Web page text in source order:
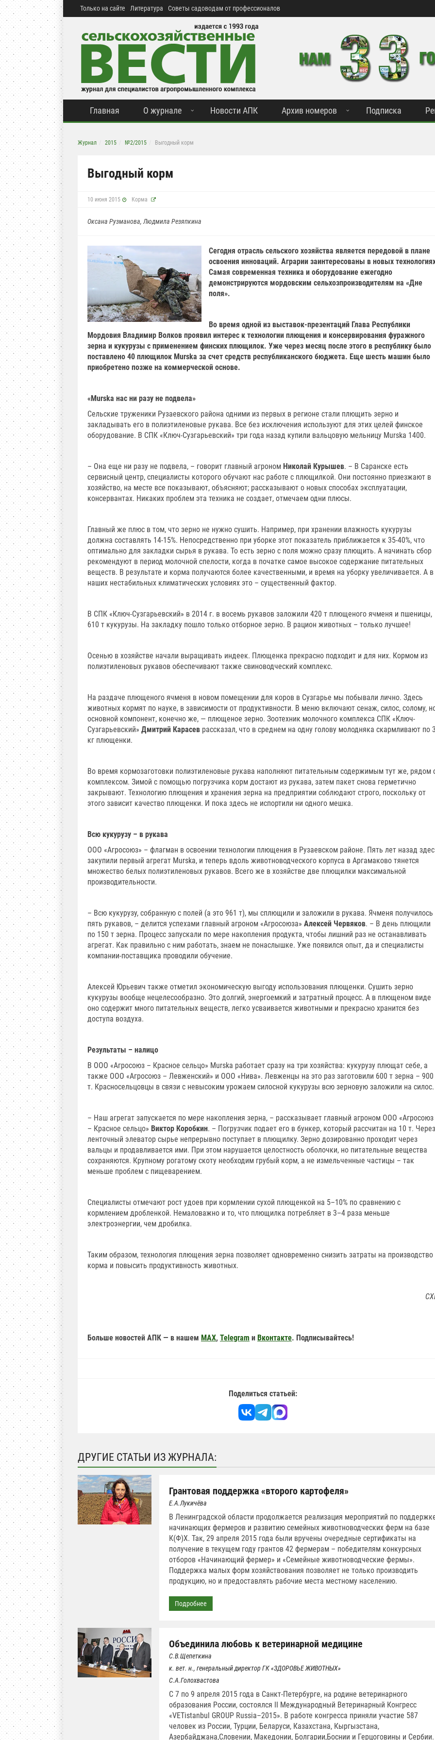
Только на сайте Литература Советы садоводам от профессионалов
Главная О журнале Новости АПК Архив номеров Подписка
Журнал 2015 №2/2015 Выгодный корм
Выгодный корм
10 июня 2015 Корма
Оксана Рузманова, Людмила Резяпкина
Сегодня отрасль сельского хозяйства является передовой в плане
освоения инноваций. Аграрии заинтересованы в новых
Самая современная техника и оборудование ежегодно
демонстрируются мордовским сельхозпроизводителям на «Дне
поля».
Во время одной из выставок-презентаций Глава Республики
Мордовия Владимир Волков проявил интерес к технологии плющения и консервирования фуражного
зерна и кукурузы с применением финских плющилок. Уже через месяц после этого в республику было
поставлено 40 плющилок Murska за счет средств республиканского бюджета. Еще шесть машин было
приобретено позже на коммерческой основе.
«Murska нас ни разу не подвела»
Сельские труженики Рузаевского района одними из первых в регионе стали плющить зерно и
закладывать его в полиэтиленовые рукава. Все без исключения используют для этих целей финское
оборудование. В СПК «Ключ-Сузгарьевский» три года назад купили вальцовую мельницу Murska 1400.
– Она еще ни разу не подвела, – говорит главный агроном Николай Курышев. – В Саранске есть
сервисный центр, специалисты которого обучают нас работе с плющилкой. Они постоянно приезжают в
хозяйство, на месте все показывают, объясняют; рассказывают о новых способах эксплуатации,
консервантах. Никаких проблем эта техника не создает, отмечаем одни плюсы.
Главный же плюс в том, что зерно не нужно сушить. Например, при хранении влажность кукурузы
должна составлять 14-15%. Непосредственно при уборке этот показатель приближается к 35-40%, что
оптимально для закладки сырья в рукава. То есть зерно с поля можно сразу плющить. А начинать сбор
рекомендуют в период молочной спелости, когда в початке самое высокое содержание питательных
веществ. В результате и корма получаются более качественными, и время на уборку увеличивается. А в
наших нестабильных климатических условиях это – существенный фактор.
В СПК «Ключ-Сузгарьевский» в 2014 г. в восемь рукавов заложили 420 т плющеного ячменя и пшеницы,
610 т кукурузы. На закладку пошло только отборное зерно. В рацион животных – только лучшее!
Осенью в хозяйстве начали выращивать индеек. Плющенка прекрасно подходит и для них. Кормом из
полиэтиленовых рукавов обеспечивают также свиноводческий комплекс.
На раздаче плющеного ячменя в новом помещении для коров в Сузгарье мы побывали лично. Здесь
животных кормят по науке, в зависимости от продуктивности. В меню включают сенаж, силос, солому,
основной компонент, конечно же, — плющеное зерно. Зоотехник молочного комплекса СПК «Ключ-
Сузгарьевский» Дмитрий Карасев рассказал, что в среднем на одну голову молодняка скармливают по
кг плющенки.
Во время кормозаготовки полиэтиленовые рукава наполняют питательным содержимым тут же, рядом
комплексом. Зимой с помощью погрузчика корм достают из рукава, затем пакет снова герметично
закрывают. Технологию плющения и хранения зерна на предприятии соблюдают строго, поскольку от
этого зависит качество плющенки. И пока здесь не испортили ни одного мешка.
Всю кукурузу – в рукава
ООО «Агросоюз» – флагман в освоении технологии плющения в Рузаевском районе. Пять лет назад
закупили первый агрегат Murska, и теперь вдоль животноводческого корпуса в Аргамаково тянется
множество белых полиэтиленовых рукавов. Всего же в хозяйстве две плющилки максимальной
производительности.
– Всю кукурузу, собранную с полей (а это 961 т), мы сплющили и заложили в рукава. Ячменя получилось
пять рукавов, – делится успехами главный агроном «Агросоюза» Алексей Червяков. – В день плющили
по 150 т зерна. Процесс запускали по мере накопления продукта, чтобы лишний раз не останавливать
агрегат. Как правильно с ним работать, знаем не понаслышке. Уже появился опыт, да и специалисты
компании-поставщика проводили обучение.
Алексей Юрьевич также отметил экономическую выгоду использования плющенки. Сушить зерно
кукурузы вообще нецелесообразно. Это долгий, энергоемкий и затратный процесс. А в плющеном виде
оно содержит много питательных веществ, легко усваивается животными и прекрасно хранится без
доступа воздуха.
Результаты – налицо
В ООО «Агросоюз – Красное сельцо» Murska работает сразу на три хозяйства: кукурузу плющат себе, а
также ООО «Агросоюз – Левженский» и ООО «Нива». Левженцы на это раз заготовили 600 т зерна – 900
т. Красносельцовцы в связи с невысоким урожаем силосной кукурузы всю зерновую заложили на силос.
– Наш агрегат запускается по мере накопления зерна, – рассказывает главный агроном ООО «Агросоюз
– Красное сельцо» Виктор Коробкин. – Погрузчик подает его в бункер, который рассчитан на 10 т. Через
ленточный элеватор сырье непрерывно поступает в плющилку. Зерно дозированно проходит через
вальцы и продавливается ими. При этом нарушается целостность оболочки, но питательные вещества
сохраняются. Крупному рогатому скоту необходим грубый корм, а не измельченные частицы – так
меньше проблем с пищеварением.
Специалисты отмечают рост удоев при кормлении сухой плющенкой на 5–10% по сравнению с
кормлением дробленкой. Немаловажно и то, что плющилка потребляет в 3–4 раза меньше
электроэнергии, чем дробилка.
Таким образом, технология плющения зерна позволяет одновременно снизить затраты на производство
корма и повысить продуктивность животных.
Больше новостей АПК — в нашем MAX, Telegram и Вконтакте. Подписывайтесь!
Поделиться статьей:
ДРУГИЕ СТАТЬИ ИЗ ЖУРНАЛА:
Грантовая поддержка «второго картофеля»
Е.А.Лукичёва
В Ленинградской области продолжается реализация мероприятий по
начинающих фермеров и развитию семейных животноводческих ферм на базе
К(Ф)Х. Так, 29 апреля 2015 года были вручены очередные сертификаты на
получение в текущем году грантов 42 фермерам – победителям конкурсных
отборов «Начинающий фермер» и «Семейные животноводческие фермы».
Поддержка малых форм хозяйствования позволяет не только производить
продукцию, но и предоставлять рабочие места местному населению.
Подробнее
Объединила любовь к ветеринарной медицине
С.В.Щепеткина
к. вет. н., генеральный директор ГК«ЗДОРОВЬЕ ЖИВОТНЫХ»
С.А.Голохвастова
С 7 по 9 апреля 2015 года в Санкт-Петербурге, на родине ветеринарного
образования России, состоялся II Международный Ветеринарный Конгресс
«VETistanbul GROUP Russia–2015». В работе конгресса приняли участие 587
человек из России, Турции, Беларуси, Казахстана, Кыргызстана,
Азербайджана,Словении, Македонии, Болгарии,Боснии и Герцоговины и Сербии.